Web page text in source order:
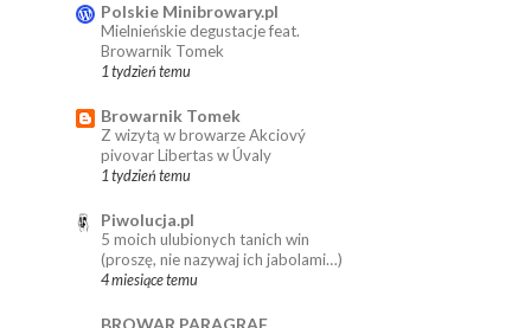
Polskie Minibrowary.pl
Mielnieńskie degustacje feat.
Browarnik Tomek
1 tydzień temu
Browarnik Tomek
Z wizytą w browarze Akciový
pivovar Libertas w Úvaly
1 tydzień temu
Piwolucja.pl
5 moich ulubionych tanich win
(proszę, nie nazywaj ich jabolami…)
4 miesiące temu